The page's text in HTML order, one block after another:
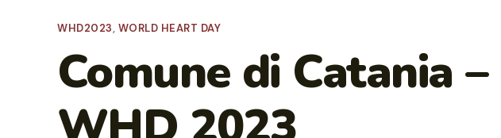
WHD2023, WORLD HEART DAY
Comune di Catania